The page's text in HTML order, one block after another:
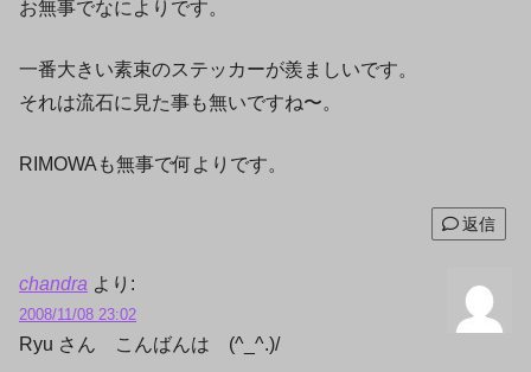
お無事でなによりです。
一番大きい素束のステッカーが羨ましいです。
それは流石に見た事も無いですね〜。
RIMOWAも無事で何よりです。
返信
chandra より:
2008/11/08 23:02
Ryu さん こんばんは (^_^.)/